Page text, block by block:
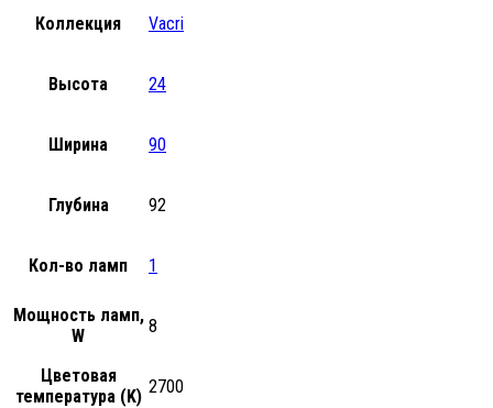
Коллекция Vacri
Высота 24
Ширина 90
Глубина 92
Кол-во ламп 1
Мощность ламп,
W
8
Цветовая
температура (K) 2700